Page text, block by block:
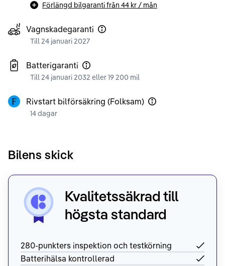
Förlängd bilgaranti från 44 kr / mån
Vagnskadegaranti
Till 24 januari 2027
Batterigaranti
Till 24 januari 2032 eller 19 200 mil
Rivstart bilförsäkring (Folksam)
14 dagar
Bilens skick
Kvalitetssäkrad till
högsta standard
280-punkters inspektion och testkörning
Batterihälsa kontrollerad